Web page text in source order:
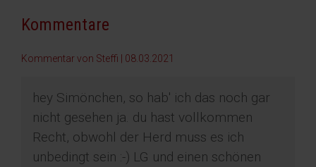
Kommentare
Kommentar von Steffi | 08.03.2021
hey Simönchen, so hab' ich das noch gar
nicht gesehen ja. du hast vollkommen
Recht, obwohl der Herd muss es ich
unbedingt sein :-) LG und einen schönen